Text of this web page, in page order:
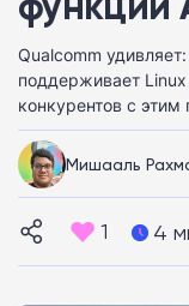
Qualcomm
поддерживает
конкурентов с
Мишааль
1 4